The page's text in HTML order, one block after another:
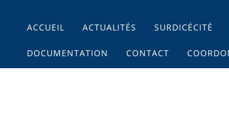
Main menu
Skip
content
ACCUEIL ACTUALITÉS SURDICÉCITÉ
DOCUMENTATION CONTACT